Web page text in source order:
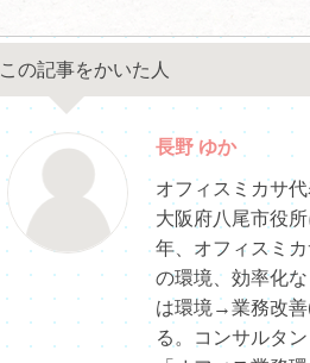
この記事をかいた人
長野 ゆか
オフィスミカサ
大阪府八尾市役
年、オフィスミ
の環境、効率化
は環境→業務改善
る。コンサルタ